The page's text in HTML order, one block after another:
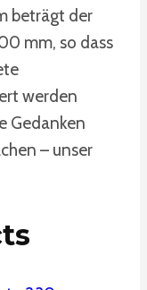
beträgt der
mm, so dass
werden
Gedanken
– unser